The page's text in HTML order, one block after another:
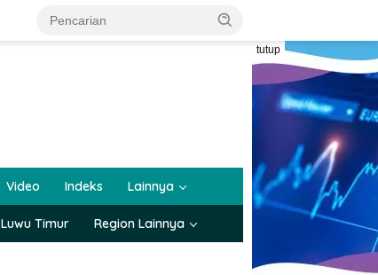
tutup
Video Indeks Lainnya
Luwu Timur Region Lainnya